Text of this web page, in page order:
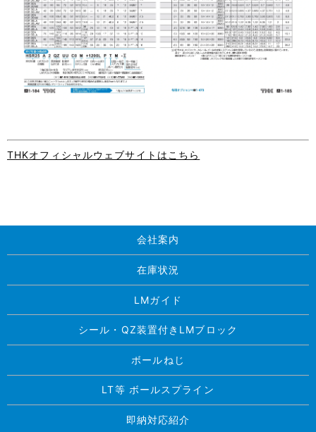
THKオフィシャルウェブサイトはこちら
会社案内
在庫状況
LMガイド
シール・QZ装置付きLMブロック
ボールねじ
LT等 ボールスプライン
即納対応紹介